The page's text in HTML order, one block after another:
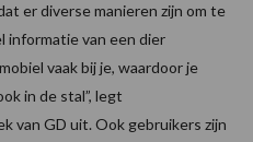
er diverse manieren zijn om te
informatie van een dier
vaak bij je, waardoor je
in de stal”, legt
van GD uit. Ook gebruikers zijn